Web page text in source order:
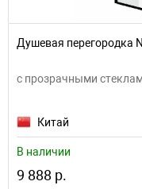
Душевая перегородка
с прозрачными
Китай
В наличии
9 888 р.